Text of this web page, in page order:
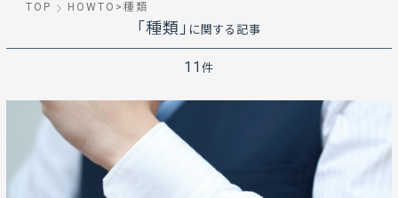
TOP HOWTO >種類
「種類」 に関する記事
11 件